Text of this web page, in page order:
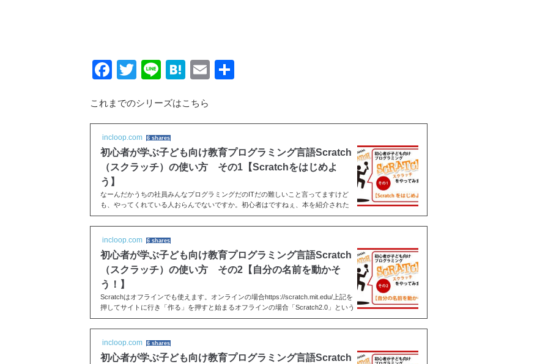
Facebook
Twitter
LineHatena
Email
これまでのシリーズはこちら
incloop.com 6 shares
初心者が学ぶ子ども向け教育プログラミング言語Scratch
（スクラッチ）の使い方 その1【Scratchをはじめよ
う】
なーんだかうちの社員みんなプログラミングだのITだの難しいこと言ってますけど
も、やってくれている人おらんでないですか。初心者はですねぇ、本を紹介された
って日本...
incloop.com 6 shares
初心者が学ぶ子ども向け教育プログラミング言語Scratch
（スクラッチ）の使い方 その2【自分の名前を動かそ
う！】
Scratchはオフラインでも使えます。オンラインの場合https://scratch.mit.edu/上記を
押してサイトに行き「作る」を押すと始まるオフラインの場合「Scratch2.0」という
エ...
incloop.com 6 shares
初心者が学ぶ子ども向け教育プログラミング言語Scratch